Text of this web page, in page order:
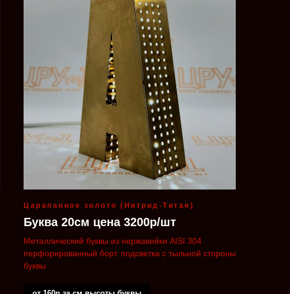
Царапанное золото (Нитрид-Титан)
Буква 20см цена 3200р/шт
Металлический буквы из нержавейки AISI 304
перфорированный борт. подсветка с тыльной стороны
буквы